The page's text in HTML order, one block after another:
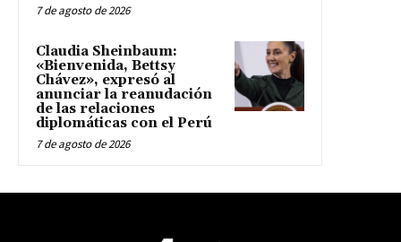
7 de agosto de 2026
Claudia Sheinbaum:
«Bienvenida, Bettsy
Chávez», expresó al
anunciar la reanudación
de las relaciones
diplomáticas con el Perú
7 de agosto de 2026